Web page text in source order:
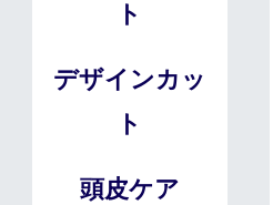
ト
デザインカッ
ト
頭皮ケア